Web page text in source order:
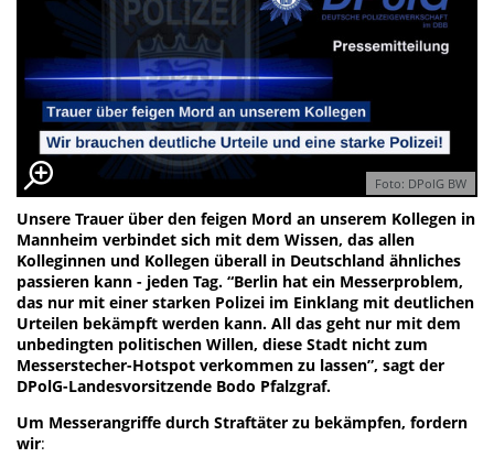
Foto: DPolG BW
Unsere Trauer über den feigen Mord an unserem Kollegen in
Mannheim verbindet sich mit dem Wissen, das allen
Kolleginnen und Kollegen überall in Deutschland ähnliches
passieren kann - jeden Tag. “Berlin hat ein Messerproblem,
das nur mit einer starken Polizei im Einklang mit deutlichen
Urteilen bekämpft werden kann. All das geht nur mit dem
unbedingten politischen Willen, diese Stadt nicht zum
Messerstecher-Hotspot verkommen zu lassen”, sagt der
DPolG-Landesvorsitzende Bodo Pfalzgraf.
Um Messerangriffe durch Straftäter zu bekämpfen, fordern
wir: